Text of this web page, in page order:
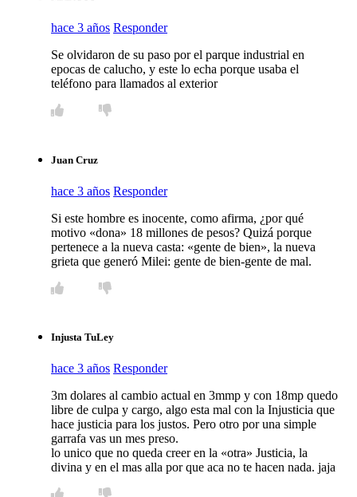
hace 3 años Responder
Se olvidaron de su paso por el parque industrial en
epocas de calucho, y este lo echa porque usaba el
teléfono para llamados al exterior
Juan Cruz
hace 3 años Responder
Si este hombre es inocente, como afirma, ¿por qué
motivo «dona» 18 millones de pesos? Quizá porque
pertenece a la nueva casta: «gente de bien», la nueva
grieta que generó Milei: gente de bien-gente de mal.
Injusta TuLey
hace 3 años Responder
3m dolares al cambio actual en 3mmp y con 18mp quedo
libre de culpa y cargo, algo esta mal con la Injusticia que
hace justicia para los justos. Pero otro por una simple
garrafa vas un mes preso.
lo unico que no queda creer en la «otra» Justicia, la
divina y en el mas alla por que aca no te hacen nada. jaja